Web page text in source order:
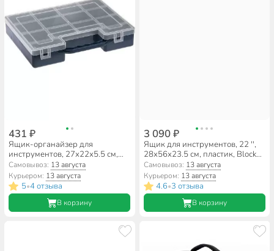
431 ₽
Ящик-органайзер для
инструментов, 27х22х5.5 см,
пластик, Idea, пластиковый
замок, в ассортименте, М 2955
Самовывоз: 13 августа
Курьером: 13 августа
5•4 отзыва
В корзину
3 090 ₽
Ящик для инструментов, 22 '',
28х56х23.5 см, пластик, Blocker,
Expert, черный, оранжевый,
BR3932ЧРОР
Самовывоз: 13 августа
Курьером: 13 августа
4.6•3 отзыва
В корзину